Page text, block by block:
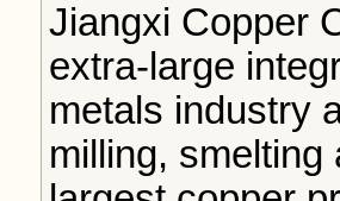
Jiangxi Copper
extra-large
metals industry
milling,